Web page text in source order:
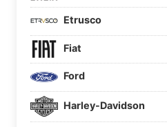
Etrusco
Fiat
Ford
Harley-Davidson